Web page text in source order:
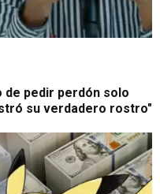
de pedir perdón solo
su verdadero rostro"